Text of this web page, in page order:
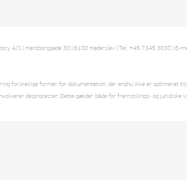
A/S | Hansborggade 30 | 6100 Haderslev | Tel: +45 7345 3030 | E-
´
forskellige former for dokumentation, der endnu ikke er optimeret
delprocesser. Dette gælder både for fremstillings- og juridiske